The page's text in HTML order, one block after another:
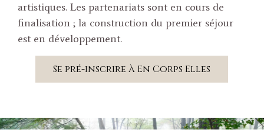
artistiques. Les partenariats sont en cours de
finalisation ; la construction du premier séjour
est en développement.
Se pré-inscrire à En Corps Elles